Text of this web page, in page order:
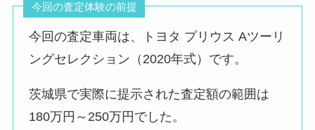
今回の査定体験の前提
今回の査定車両は、トヨタ プリウス Aツーリ
ングセレクション（2020年式）です。
茨城県で実際に提示された査定額の範囲は
180万円～250万円でした。